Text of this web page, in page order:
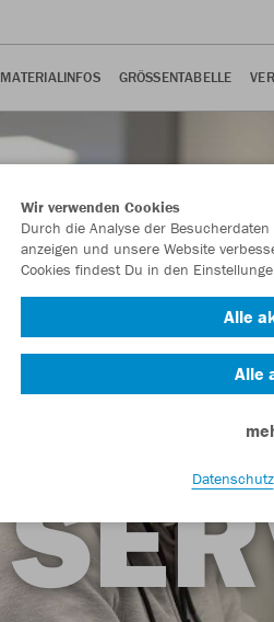
MATERIALINFOS GRÖSSENTABELLE
Wir verwenden Cookies
Durch die Analyse der
anzeigen und unsere Website
Cookies findest Du in den
Alle
Alle
Datenschutz